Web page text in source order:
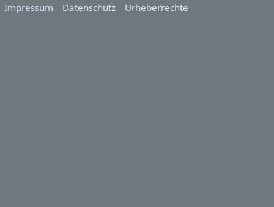
Impressum Datenschutz Urheberrechte